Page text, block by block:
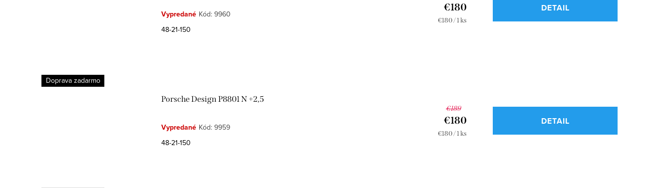
Vypredané Kód: 9960
48-21-150
€180
Jednotková
€180 / 1 ks
DETAIL
Porsche Design P8801 N +2,5
Doprava zadarmo
Vypredané Kód: 9959
48-21-150
€189
€180
Jednotková
€180 / 1 ks
DETAIL